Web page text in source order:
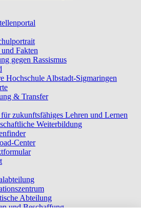
Fakten
gegen Rassismus
Hochschule Albstadt-Sigmaringen
& Transfer
zukunftsfähiges Lehren und Lernen
Weiterbildung
Center
Abteilung
und Beschaffung